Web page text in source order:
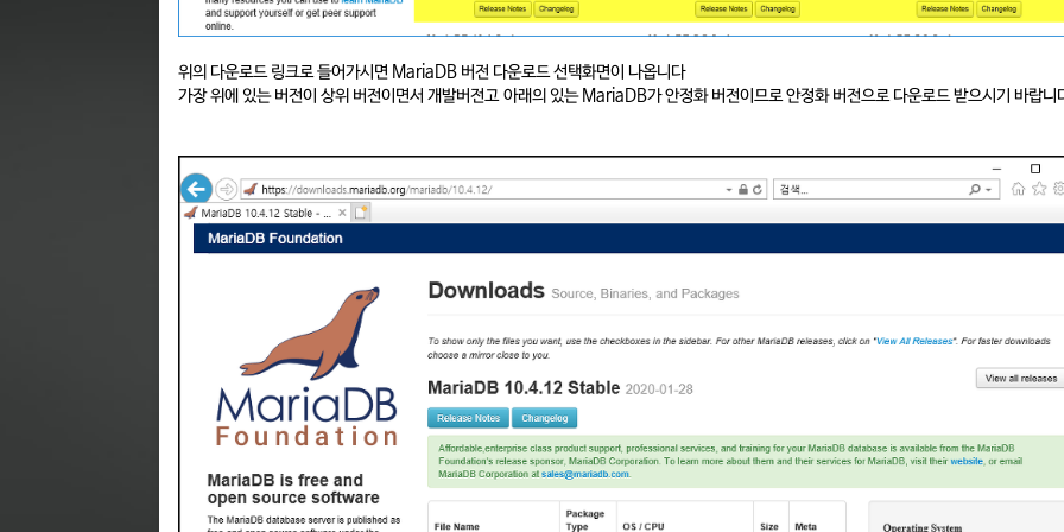
위의 다운로드 링크로 들어가시면 MariaDB 버전 다운로드 선택화면이 나옵니다
가장 위에 있는 버전이 상위 버전이면서 개발버전고 아래의 있는 MariaDB가 안정화 버전이므로 안정화 버전으로 다운로드 받으시기 바랍니